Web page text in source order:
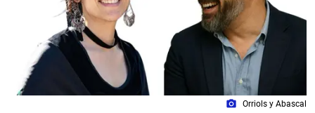
photo_camera Orriols y Abascal